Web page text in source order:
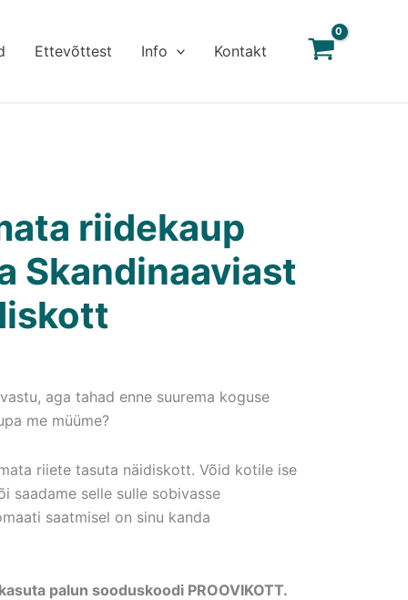
Ettevõttest Info Kontakt
riidekaup
Skandinaaviast
aga tahad enne suurema koguse
me müüme?
riiete tasuta näidiskott. Võid kotile ise
saadame selle sulle sobivasse
saatmisel on sinu kanda
palun sooduskoodi PROOVIKOTT.